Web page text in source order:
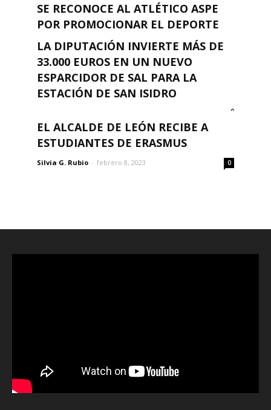
SE RECONOCE AL ATLÉTICO ASPE
POR PROMOCIONAR EL DEPORTE
FEMENINO
Silvia G. Rubio - febrero 8, 2023
LA DIPUTACIÓN INVIERTE MÁS DE
33.000 EUROS EN UN NUEVO
ESPARCIDOR DE SAL PARA LA
ESTACIÓN DE SAN ISIDRO
0
EL ALCALDE DE LEÓN RECIBE A
ESTUDIANTES DE ERASMUS
Silvia G. Rubio - febrero 8, 2023 0